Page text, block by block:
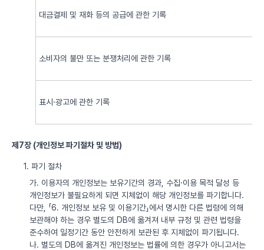
대금결제 및 재화 등의 공급에 관한 기록
소비자의 불만 또는 분쟁처리에 관한 기록
표시·광고에 관한 기록
제7장 (개인정보 파기절차 및 방법)
1. 파기 절차
가. 이용자의 개인정보는 보유기간의 경과, 수집·이용 목적 달성 등
개인정보가 불필요하게 되면 지체없이 해당 개인정보를 파기합니다.
다만, 「6. 개인정보 보유 및 이용기간」에서 명시한 다른 법령에 의해
보관해야 하는 경우 별도의 DB에 옮겨져 내부 규정 및 관련 법령을
준수하여 일정기간 동안 안전하게 보관된 후 지체없이 파기됩니다.
나. 별도의 DB에 옮겨진 개인정보는 법률에 의한 경우가 아니고서는